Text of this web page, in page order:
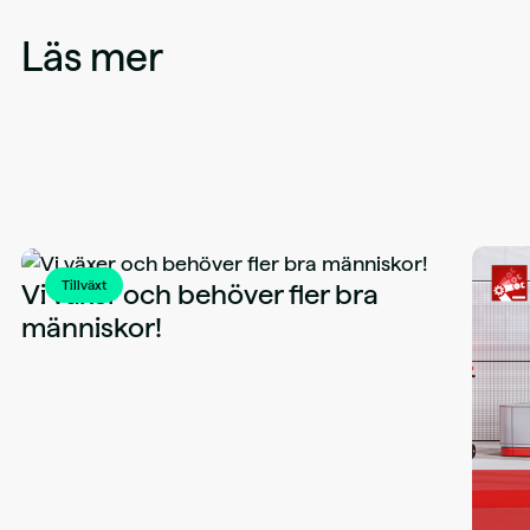
Läs mer
Tillväxt
Vi växer och behöver fler bra
människor!